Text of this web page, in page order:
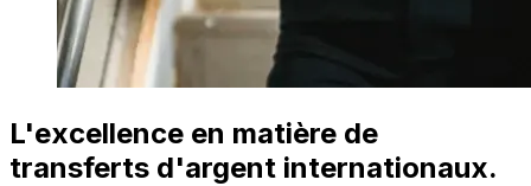
L'excellence en matière de
transferts d'argent internationaux.